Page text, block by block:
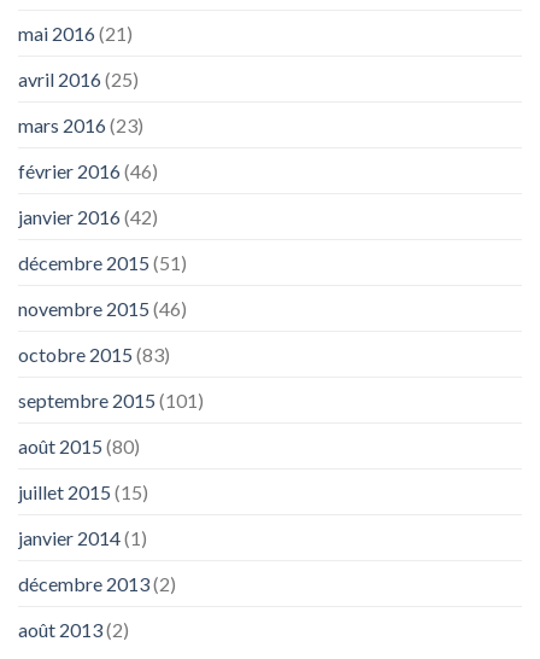
mai 2016(21)
avril 2016(25)
mars 2016(23)
février 2016(46)
janvier 2016(42)
décembre 2015 (51)
novembre 2015 (46)
octobre 2015 (83)
septembre 2015 (101)
août 2015 (80)
juillet 2015 (15)
janvier 2014(1)
décembre 2013(2)
août 2013(2)